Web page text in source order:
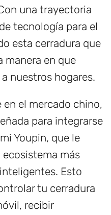
una trayectoria
tecnología para el
esta cerradura que
manera en que
nuestros hogares.
el mercado chino,
para integrarse
Youpin, que le
más
Esto
tu cerradura
recibir